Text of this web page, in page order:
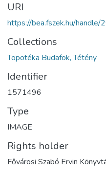
URI
https://bea.fszek.hu/
Collections
Topotéka Budafok, Tétény
Identifier
1571496
Type
IMAGE
Rights holder
Fővárosi Szabó Ervin